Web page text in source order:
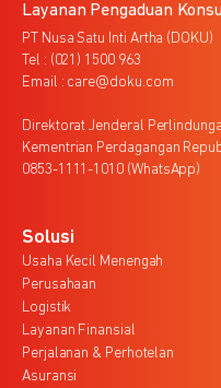
Layanan Pengaduan
PT Nusa Satu Inti Artha (DOKU)
Tel : (021) 1500 963
Email : care@doku.com
Direktorat Jenderal
Kementrian Perdagangan
0853-1111-1010 (WhatsApp)
Solusi
Usaha Kecil Menengah
Perusahaan
Logistik
Layanan Finansial
Perjalanan & Perhotelan
Asuransi